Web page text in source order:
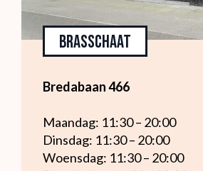
Brasschaat
Bredabaan 466
Maandag: 11:30 – 20:00
Dinsdag: 11:30 – 20:00
Woensdag: 11:30 – 20:00